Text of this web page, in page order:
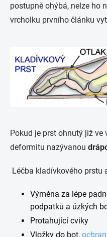
postupně ohýbá, nelze ho
vrcholku prvního článku
Pokud je prst ohnutý již ve
deformitu nazývanou
Léčba kladívkového prstu
Výměna za lépe
podpatků a úzkých
Protahující cviky
Vložky do bot,